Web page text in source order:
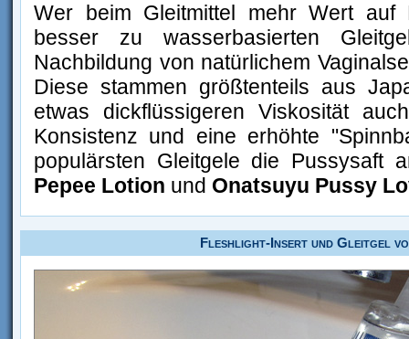
Wer beim Gleitmittel mehr Wert auf
besser zu wasserbasierten
Nachbildung von natürlichem
Diese stammen größtenteils aus
etwas dickflüssigeren Viskosität
Konsistenz und eine erhöhte
populärsten Gleitgele die Pussysaft
Pepee Lotion und Onatsuyu Pussy
Fleshlight-Insert und Gleitgel